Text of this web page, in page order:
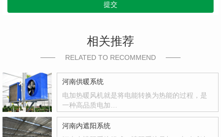
提交
相关推荐
RELATED TO RECOMMEND
河南供暖系统
电加热暖风机就是将电能转换为热能的过程，是
一种高品质电加…
河南内遮阳系统